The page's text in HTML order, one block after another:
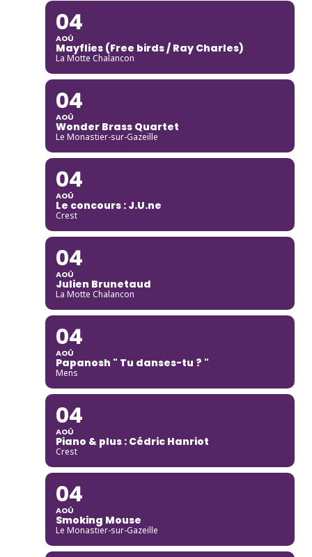
04
AOÛ
Mayflies (Free birds / Ray Charles)
La Motte Chalancon
04
AOÛ
Wonder Brass Quartet
Le Monastier-sur-Gazeille
04
AOÛ
Le concours : J.U.ne
Crest
04
AOÛ
Julien Brunetaud
La Motte Chalancon
04
AOÛ
Papanosh " Tu danses-tu ? "
Mens
04
AOÛ
Piano & plus : Cédric Hanriot
Crest
04
AOÛ
Smoking Mouse
Le Monastier-sur-Gazeille